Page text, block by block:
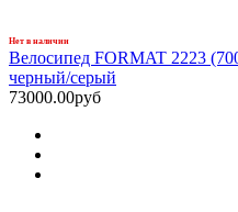
Нет в наличии
Велосипед FORMAT 2223
черный/серый
73000.00руб